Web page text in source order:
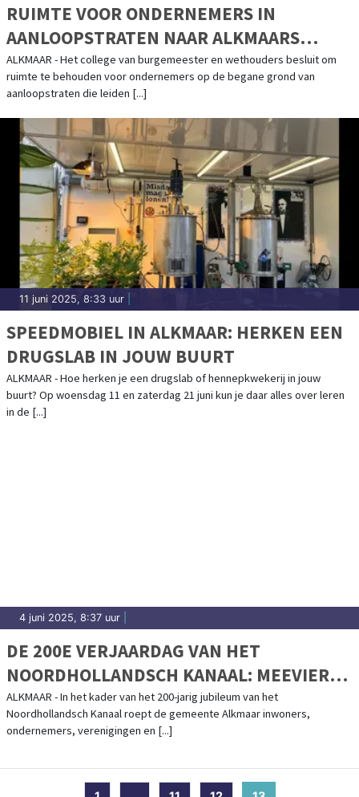
RUIMTE VOOR ONDERNEMERS IN
AANLOOPSTRATEN NAAR ALKMAARS
KERNWINKELGEBIED
ALKMAAR - Het college van burgemeester en wethouders besluit om
ruimte te behouden voor ondernemers op de begane grond van
aanloopstraten die leiden [...]
11 juni 2025, 8:33 uur
SPEEDMOBIEL IN ALKMAAR: HERKEN EEN
DRUGSLAB IN JOUW BUURT
ALKMAAR - Hoe herken je een drugslab of hennepkwekerij in jouw
buurt? Op woensdag 11 en zaterdag 21 juni kun je daar alles over leren
in de [...]
4 juni 2025, 8:37 uur
DE 200E VERJAARDAG VAN HET
NOORDHOLLANDSCH KANAAL: MEEVIEREN
KAN NOG!
ALKMAAR - In het kader van het 200-jarig jubileum van het
Noordhollandsch Kanaal roept de gemeente Alkmaar inwoners,
ondernemers, verenigingen en [...]